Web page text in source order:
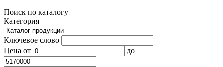
Поиск по каталогу
Категория
Ключевое слово
Цена от до